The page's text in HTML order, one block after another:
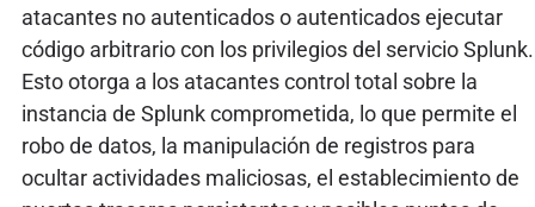
atacantes no autenticados o autenticados ejecutar
código arbitrario con los privilegios del servicio Splunk.
Esto otorga a los atacantes control total sobre la
instancia de Splunk comprometida, lo que permite el
robo de datos, la manipulación de registros para
ocultar actividades maliciosas, el establecimiento de